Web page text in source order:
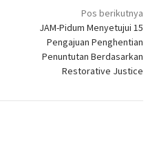
Pos berikutnya
JAM-Pidum Menyetujui 15
Pengajuan Penghentian
Penuntutan Berdasarkan
Restorative Justice